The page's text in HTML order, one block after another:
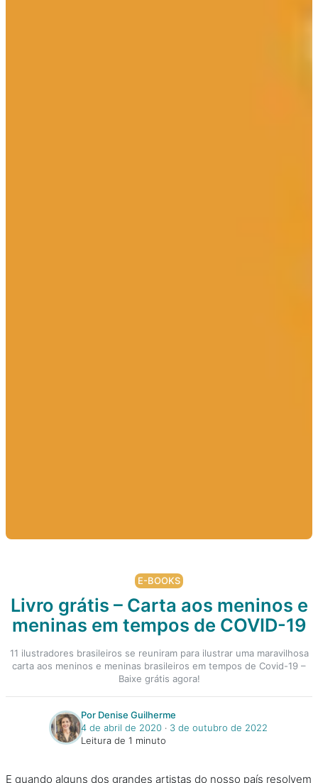
E-BOOKS
Livro grátis – Carta aos meninos e
meninas em tempos de COVID-19
11 ilustradores brasileiros se reuniram para ilustrar uma maravilhosa
carta aos meninos e meninas brasileiros em tempos de Covid-19 –
Baixe grátis agora!
Por Denise Guilherme
4 de abril de 2020‧ 3 de outubro de 2022
Leitura de 1 minuto
E quando alguns dos grandes artistas do nosso país resolvem